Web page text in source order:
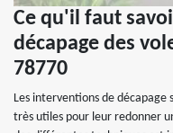
Ce qu'il faut
décapage des
78770
Les interventions de décapage
très utiles pour leur redonner